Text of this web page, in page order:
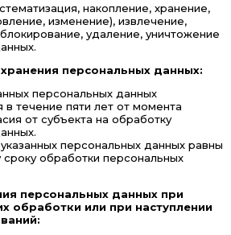
накопление, хранение,
изменение), извлечение,
удаление, уничтожение
персональных данных:
персональных данных
в течение пяти лет от момента
от субъекта на обработку
персональных данных равны
сроку обработки персональных
персональных данных при
обработки или при наступлении